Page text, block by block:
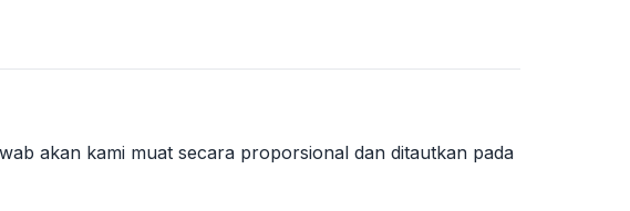
akan kami muat secara proporsional dan ditautkan pada